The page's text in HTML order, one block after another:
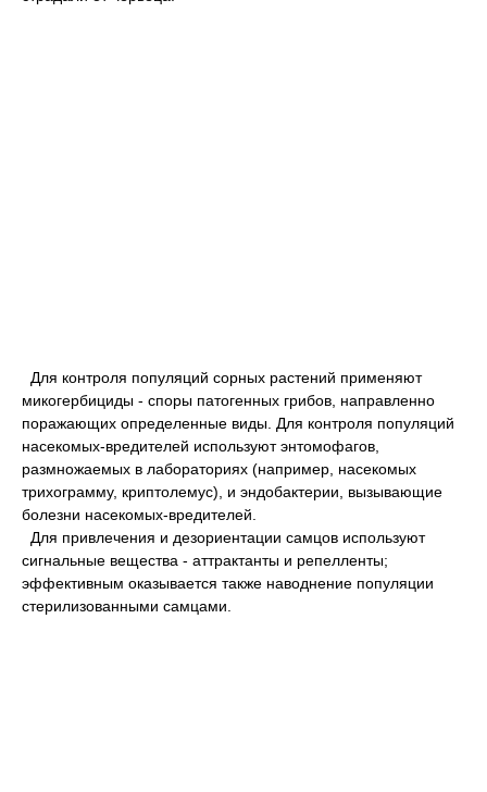
Для контроля популяций сорных растений применяют
микогербициды - споры патогенных грибов, направленно
поражающих определенные виды. Для контроля популяций
насекомых-вредителей используют энтомофагов,
размножаемых в лабораториях (например, насекомых
трихограмму, криптолемус), и эндобактерии, вызывающие
болезни насекомых-вредителей.
Для привлечения и дезориентации самцов используют
сигнальные вещества - аттрактанты и репелленты;
эффективным оказывается также наводнение популяции
стерилизованными самцами.